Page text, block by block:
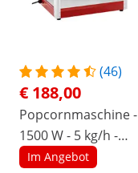
(46)
€ 188,00
Popcornmaschine -
1500 W - 5 kg/h -
Retro-Design - rot -
Im Angebot